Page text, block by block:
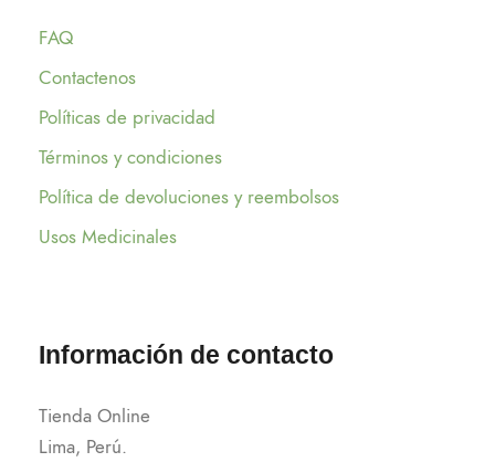
FAQ
Contactenos
Políticas de privacidad
Términos y condiciones
Política de devoluciones y reembolsos
Usos Medicinales
Información de contacto
Tienda Online
Lima, Perú.